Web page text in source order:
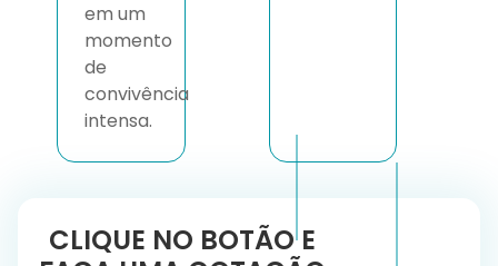
em um
momento
de
convivência
intensa.
CLIQUE NO BOTÃO E